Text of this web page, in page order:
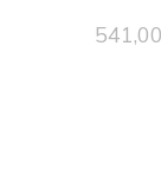
541,00